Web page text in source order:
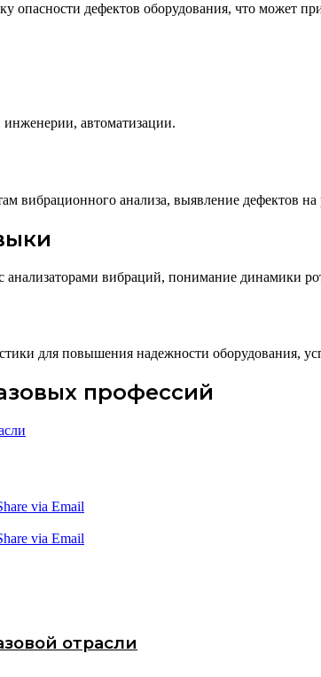
опасности дефектов оборудования, что может
автоматизации.
вибрационного анализа, выявление дефектов
анализаторами вибраций, понимание динамики
для повышения надежности оборудования,
профессий
via Email
via Email
отрасли